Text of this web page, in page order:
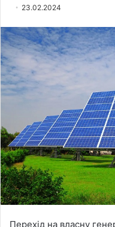
23.02.2024
Перехід на власну